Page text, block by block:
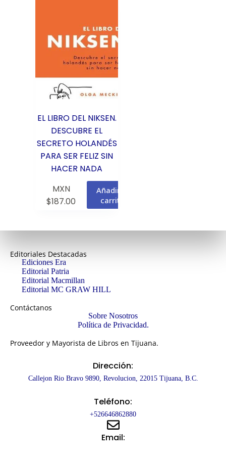
EL LIBRO DEL NIKSEN.
DESCUBRE EL
SECRETO HOLANDÉS
PARA SER FELIZ SIN
HACER NADA
MXN
$187.00
Añadir al
carrito
Editoriales Destacadas
Ediciones Era
Editorial Patria
Editorial Macmillan
Editorial MC GRAW HILL
Contáctanos
Sobre Nosotros
Política de Privacidad.
Proveedor y Mayorista de Libros en Tijuana.
Dirección:
Callejon Rio Bravo 9890, Revolucion, 22015 Tijuana, B.C.
Teléfono:
+526646862880
Email: